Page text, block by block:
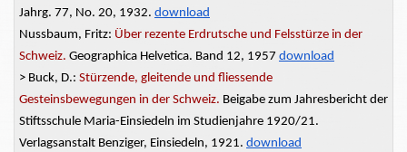
Jahrg. 77, No. 20, 1932. download
Nussbaum, Fritz: Über rezente Erdrutsche und Felsstürze in der
Schweiz. Geographica Helvetica. Band 12, 1957 download
> Buck, D.: Stürzende, gleitende und fliessende
Gesteinsbewegungen in der Schweiz. Beigabe zum Jahresbericht der
Stiftsschule Maria-Einsiedeln im Studienjahre 1920/21.
Verlagsanstalt Benziger, Einsiedeln, 1921. download